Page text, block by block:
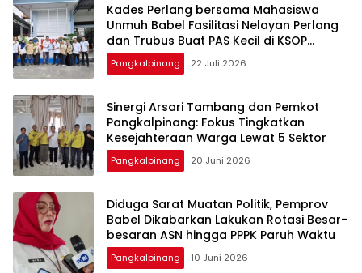
Kades Perlang bersama Mahasiswa
Unmuh Babel Fasilitasi Nelayan Perlang
dan Trubus Buat PAS Kecil di KSOP
Pangkalbalam
Pangkalpinang 22 Juli 2026
‎Sinergi Arsari Tambang dan Pemkot
Pangkalpinang: Fokus Tingkatkan
Pangkalpinang 20 Juni 2026
‎Diduga Sarat Muatan Politik, Pemprov
Babel Dikabarkan Lakukan Rotasi Besar-
Pangkalpinang 10 Juni 2026